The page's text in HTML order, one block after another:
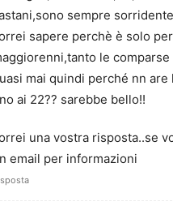
sempre
sapere perchè è solo per
le
mai quindi perché nn are
ai 22?? sarebbe bello!!
una vostra risposta..se
email per informazioni